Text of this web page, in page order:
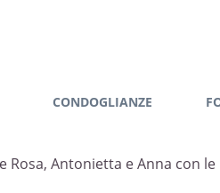
CONDOGLIANZE
Rosa, Antonietta e Anna con